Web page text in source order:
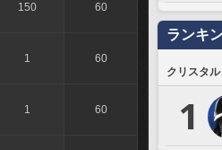
150 60
1 60
1 60
ランキ
クリスタ
1